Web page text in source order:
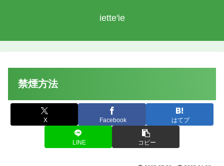
iette'ie
禁煙方法
X Facebook はてブ
LINE コピー